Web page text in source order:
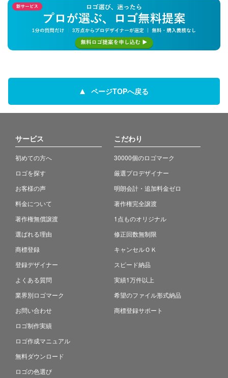
ページTOPへ戻る
サービス
初めての方へ
ロゴを探す
お客様の声
料金について
著作権無償譲渡
選ばれる理由
商標登録
登録デザイナー
よくある質問
業界別ロゴマーク
お問い合わせ
ロゴ制作実績
ロゴ作成マニュアル
無料ダウンロード
ロゴの色選び
こだわり
30000個のロゴマーク
厳選プロデザイナー
明朗会計・追加料金ゼロ
著作権完全譲渡
1点ものオリジナル
修正回数無制限
キャンセルＯＫ
スピード納品
実績1万件以上
希望のファイル形式納品
商標登録サポート